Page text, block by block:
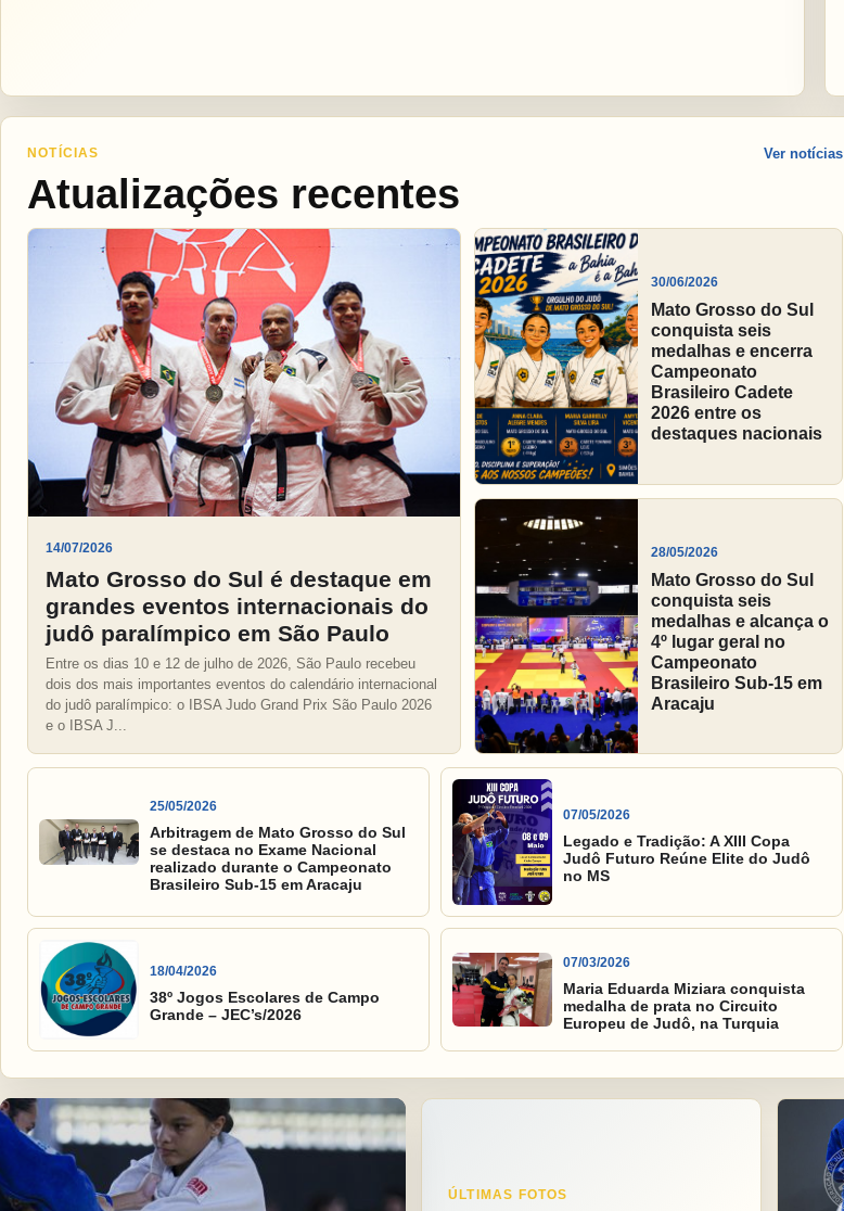
NOTÍCIAS
Atualizações recentes
Ver notícias
14/07/2026
Mato Grosso do Sul é destaque em
grandes eventos internacionais do
judô paralímpico em São Paulo
Entre os dias 10 e 12 de julho de 2026, São Paulo recebeu
dois dos mais importantes eventos do calendário internacional
do judô paralímpico: o IBSA Judo Grand Prix São Paulo 2026
e o IBSA J...
30/06/2026
Mato Grosso do Sul
conquista seis
medalhas e encerra
Campeonato
Brasileiro Cadete
2026 entre os
destaques nacionais
28/05/2026
Mato Grosso do Sul
conquista seis
medalhas e alcança o
4º lugar geral no
Campeonato
Brasileiro Sub-15 em
Aracaju
25/05/2026
Arbitragem de Mato Grosso do Sul
se destaca no Exame Nacional
realizado durante o Campeonato
Brasileiro Sub-15 em Aracaju
07/05/2026
Legado e Tradição: A XIII Copa
Judô Futuro Reúne Elite do Judô
no MS
18/04/2026
38º Jogos Escolares de Campo
Grande – JEC’s/2026
07/03/2026
Maria Eduarda Miziara conquista
medalha de prata no Circuito
Europeu de Judô, na Turquia
ÚLTIMAS FOTOS